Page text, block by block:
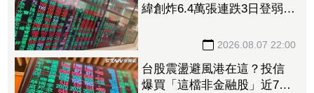
緯創炸6.4萬張連跌3日登弱勢
2026.08.07 22:00
台股震盪避風港在這？投信
爆買「這檔非金融股」近7千